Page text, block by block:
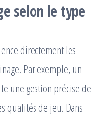
selon le type
directement les
Par exemple, un
une gestion précise de
qualités de jeu. Dans